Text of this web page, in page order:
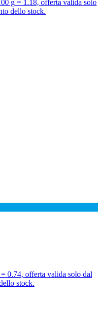
g = 1.18, offerta valida solo
dello stock.
0.74, offerta valida solo dal
stock.